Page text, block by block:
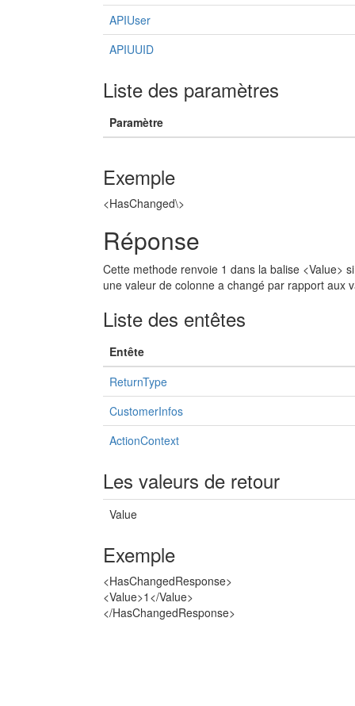
APIUser
APIUUID
Liste des paramètres
Paramètre
Exemple
<HasChanged\>
Réponse
Cette methode renvoie 1 dans la balise <Value>
une valeur de colonne a changé par rapport aux
Liste des entêtes
Entête
ReturnType
CustomerInfos
ActionContext
Les valeurs de retour
Value
Exemple
<HasChangedResponse>
<Value>1</Value>
</HasChangedResponse>